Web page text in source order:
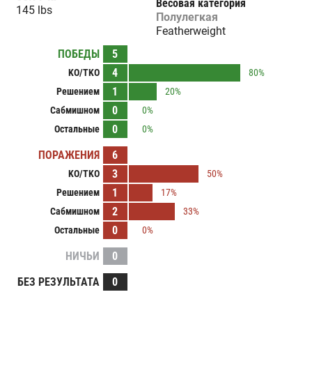
145 lbs
Весовая категория
Полулегкая
Featherweight
ПОБЕДЫ
5
KO/TKO 4
80%
Решением
1
20%
Сабмишном
0
0%
Остальные
0 0%
ПОРАЖЕНИЯ 6
KO/TKO 3
50%
Решением
1
17%
Сабмишном
2
33%
Остальные
0 0%
НИЧЬИ
0
БЕЗ РЕЗУЛЬТАТА
0